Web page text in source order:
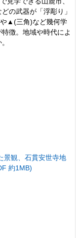
の武器が「浮彫り」
▲(三角)など幾何学
徴。地域や時代によ
景観、石貫安世寺地
約1MB)